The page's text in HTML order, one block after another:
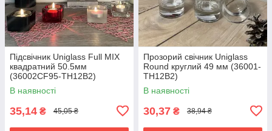
Підсвічник Uniglass Full MIX
квадратний 50.5мм
(36002CF95-TH12B2)
В наявності
35,14 ₴ 45,05 ₴
Прозорий свічник Uniglass
Round круглий 49 мм (36001-
TH12B2)
В наявності
30,37 ₴ 38,94 ₴